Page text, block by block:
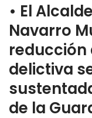
•⁠ ⁠El
Navarro
reducción
delictiva
de la